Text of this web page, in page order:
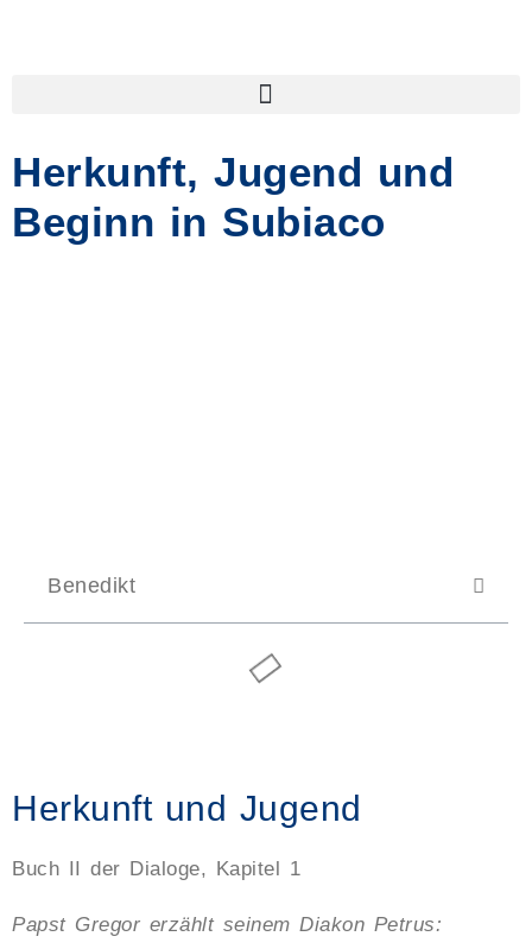
Herkunft, Jugend und
Beginn in Subiaco
Benedikt
Herkunft und Jugend
Buch II der Dialoge, Kapitel 1
Papst Gregor erzählt seinem Diakon Petrus: